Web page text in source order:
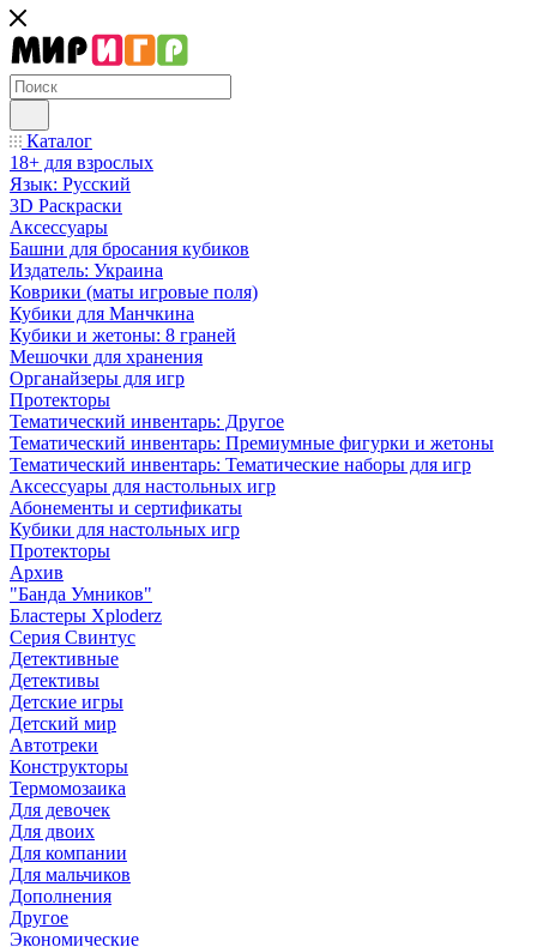
Каталог
18+ для взрослых
Язык: Русский
3D Раскраски
Аксессуары
Башни для бросания кубиков
Издатель: Украина
Коврики (маты игровые поля)
Кубики для Манчкина
Кубики и жетоны: 8 граней
Мешочки для хранения
Органайзеры для игр
Протекторы
Тематический инвентарь: Другое
Тематический инвентарь: Премиумные фигурки и жетоны
Тематический инвентарь: Тематические наборы для игр
Аксессуары для настольных игр
Абонементы и сертификаты
Кубики для настольных игр
Протекторы
Архив
"Банда Умников"
Бластеры Xploderz
Cерия Свинтус
Детективные
Детективы
Детские игры
Детский мир
Автотреки
Конструкторы
Термомозаика
Для девочек
Для двоих
Для компании
Для мальчиков
Дополнения
Другое
Экономические